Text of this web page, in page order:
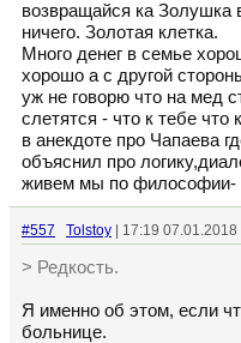
возвращайся ка Золушка
ничего. Золотая клетка.
Много денег в семье
хорошо а с другой
уж не говорю что на мед
слетятся - что к тебе
в анекдоте про Чапаева
объяснил про
живем мы по философии-
#557 Tolstoy | 17:19
> Редкость.
Я именно об этом, если
больнице.